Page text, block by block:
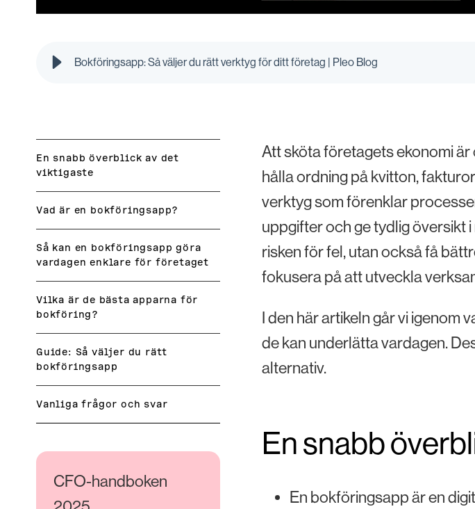
Bokföringsapp: Så väljer du rätt verktyg för ditt företag | Pleo Blog
En snabb överblick av det
viktigaste
Vad är en bokföringsapp?
Så kan en bokföringsapp göra
vardagen enklare för företaget
Vilka är de bästa apparna för
bokföring?
Guide: Så väljer du rätt
bokföringsapp
Vanliga frågor och svar
CFO-handboken
Att sköta företagets ekonomi
hålla ordning på kvitton,
verktyg som förenklar
uppgifter och ge tydlig översikt
risken för fel, utan också få
fokusera på att utveckla
I den här artikeln går vi igenom
de kan underlätta vardagen.
alternativ.
En snabb
En bokföringsapp är en